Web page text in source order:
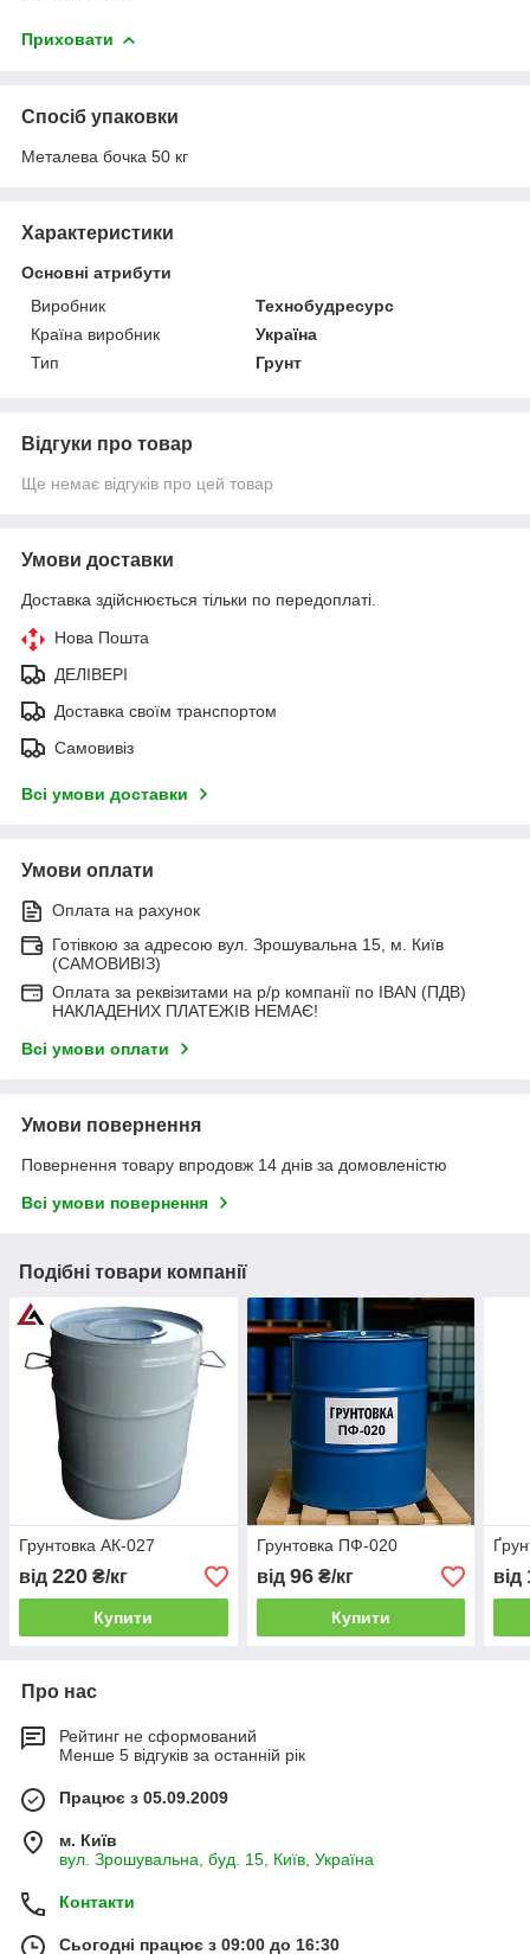
Приховати
Спосіб упаковки
Металева бочка 50 кг
Характеристики
Основні атрибути
Виробник
Технобудресурс
Країна виробник
Україна
Тип
Грунт
Відгуки про товар
Ще немає відгуків про цей товар
Умови доставки
Доставка здійснюється тільки по передоплаті.
Нова Пошта
ДЕЛІВЕРІ
Доставка своїм транспортом
Самовивіз
Всі умови доставки
Умови оплати
Оплата на рахунок
Готівкою за адресою вул. Зрошувальна 15, м. Київ
(САМОВИВІЗ)
Оплата за реквізитами на р/р компанії по IBAN (ПДВ)
НАКЛАДЕНИХ ПЛАТЕЖІВ НЕМАЄ!
Всі умови оплати
Умови повернення
Повернення товару впродовж 14 днів за домовленістю
Всі умови повернення
Подібні товари компанії
Грунтовка АК-027
від 220 ₴/кг
Купити
Грунтовка ПФ-020
від 96₴/кг
Купити
від
Про нас
Рейтинг не сформований
Менше 5 відгуків за останній рік
Працює з 05.09.2009
м. Київ
вул. Зрошувальна, буд. 15, Київ, Україна
Контакти
Сьогодні працює з 09:00 до 16:30